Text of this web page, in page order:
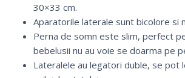
30×33 cm.
Aparatorile laterale sunt bicolore si
Perna de somn este slim, perfect
bebelusii nu au voie se doarma pe
Lateralele au legatori duble, se pot